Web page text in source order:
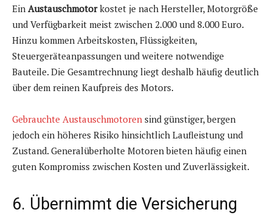
Ein Austauschmotorkostet je nach Hersteller, Motorgröße
und Verfügbarkeit meist zwischen 2.000 und 8.000 Euro.
Hinzu kommen Arbeitskosten, Flüssigkeiten,
Steuergeräteanpassungen und weitere notwendige
Bauteile. Die Gesamtrechnung liegt deshalb häufig deutlich
über dem reinen Kaufpreis des Motors.
Gebrauchte Austauschmotoren sind günstiger, bergen
jedoch ein höheres Risiko hinsichtlich Laufleistung und
Zustand. Generalüberholte Motoren bieten häufig einen
guten Kompromiss zwischen Kosten und Zuverlässigkeit.
6. Übernimmt die Versicherung